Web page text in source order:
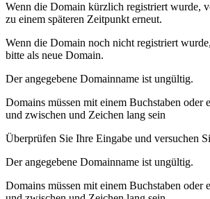
Wenn die Domain kürzlich registriert wurde,
zu einem späteren Zeitpunkt erneut.
Wenn die Domain noch nicht registriert
bitte als neue Domain.
Der angegebene Domainname ist ungültig.
Domains müssen mit einem Buchstaben oder
und zwischen und Zeichen lang sein
Überprüfen Sie Ihre Eingabe und versuchen
Der angegebene Domainname ist ungültig.
Domains müssen mit einem Buchstaben oder